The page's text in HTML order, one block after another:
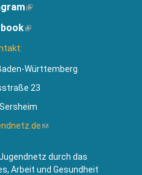
(Link
extern)
(Link
Württemberg
23
(Link
Mail)
durch das
Arbeit und Gesundheit